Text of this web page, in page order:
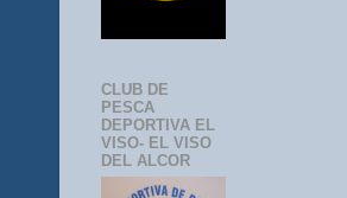
CLUB DE
PESCA
DEPORTIVA EL
VISO- EL VISO
DEL ALCOR